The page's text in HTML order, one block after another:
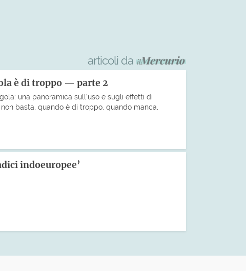
articoli da
è di troppo — parte 2
una panoramica sull’uso e sugli effetti di
basta, quando è di troppo, quando manca,
indoeuropee’